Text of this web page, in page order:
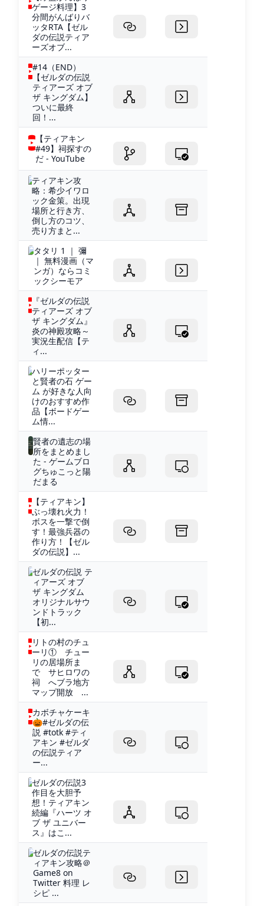
ゲージ料理】3
分間がんばりバ
ッタRTA【ゼル
ダの伝説ティア
ーズオブ...
#14（END）
【ゼルダの伝説
ティアーズ オブ
ザ キングダム】
ついに最終
回！...
【ティアキン
#49】祠探すの
だ - YouTube
ティアキン攻
略：希少イワロ
ック金策。出現
場所と行き方、
倒し方のコツ、
売り方まと...
タタリ 1 ｜ 彌
｜ 無料漫画（マ
ンガ）ならコミ
ックシーモア
『ゼルダの伝説
ティアーズ オブ
ザ キングダム』
炎の神殿攻略～
実況生配信【テ
ィ...
ハリーポッター
と賢者の石 ゲー
ム が好きな人向
けのおすすめ作
品【ボードゲー
ム情...
賢者の遺志の場
所をまとめまし
た - ゲームブロ
グちゅこっと陽
だまる
【ティアキン】
ぶっ壊れ火力！
ボスを一撃で倒
す！最強兵器の
作り方！【ゼル
ダの伝説】...
ゼルダの伝説 テ
ィアーズ オブ
ザ キングダム
オリジナルサウ
ンドトラック
【初...
リトの村のチュ
ーリ① チュー
リの居場所ま
で サヒロワの
祠 へブラ地方
マップ開放 ...
カボチャケーキ
🎃#ゼルダの伝
説 #totk #ティ
アキン #ゼルダ
の伝説ティア
ー...
ゼルダの伝説3
作目を大胆予
想！ティアキン
続編『ハーツ オ
ブ ザ ユニバー
ス』はこ...
ゼルダの伝説テ
ィアキン攻略＠
Game8 on
Twitter 料理 レ
シピ ...